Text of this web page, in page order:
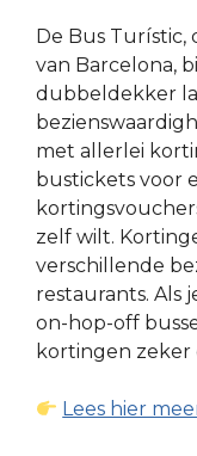
De Bus
van Barcelona,
dubbeldekker
met allerlei
bustickets voor
zelf wilt.
verschillende
restaurants. Als
on-hop-off
kortingen
Lees hier